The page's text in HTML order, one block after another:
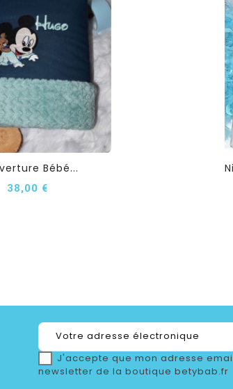
Bébé...
38,00 €
J'accepte que mon adresse
newsletter de la boutique betybab.fr